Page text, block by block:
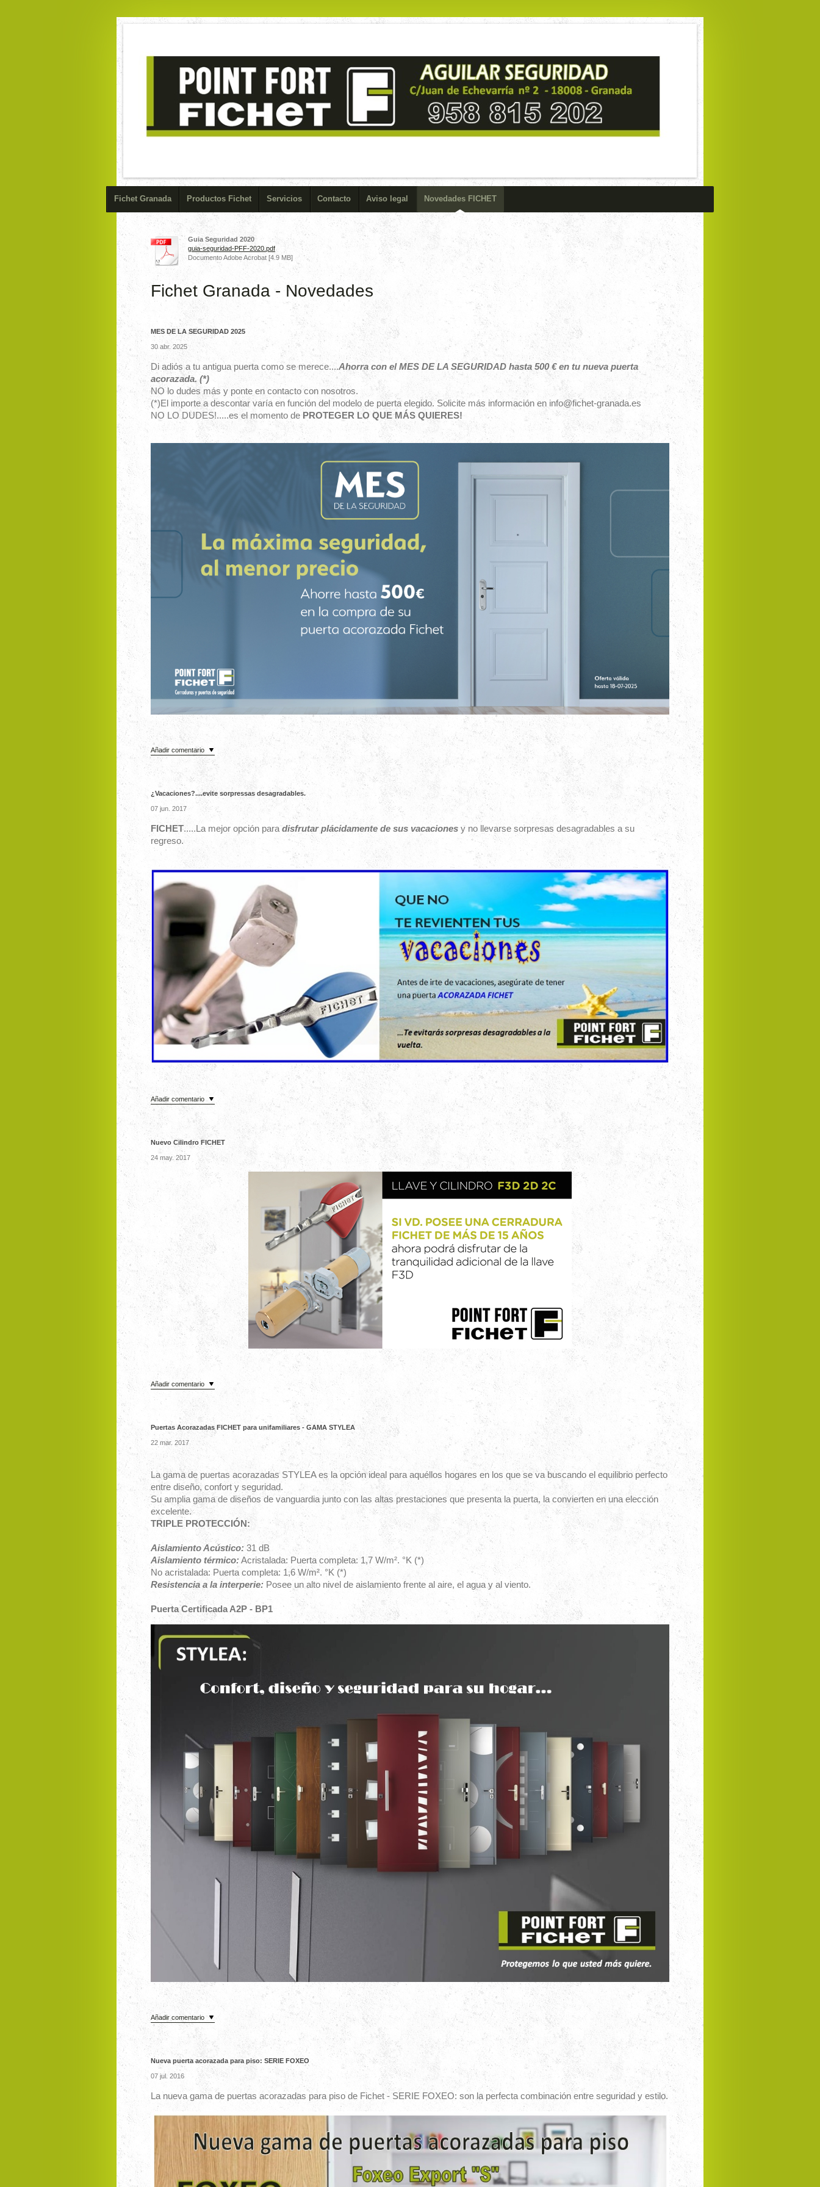
Fichet Granada Productos Fichet Servicios Contacto Aviso legal Novedades FICHET
Guia Seguridad 2020
guia-seguridad-PFF-2020.pdf
Documento Adobe Acrobat [4.9 MB]
Fichet Granada - Novedades
MES DE LA SEGURIDAD 2025
30 abr. 2025
Di adiós a tu antigua puerta como se merece....Ahorra con el MES DE LA SEGURIDAD hasta 500 € en tu nueva puerta
acorazada. (*)
NO lo dudes más y ponte en contacto con nosotros.
(*)El importe a descontar varía en función del modelo de puerta elegido. Solicite más información en info@fichet-granada.es
NO LO DUDES!.....es el momento de PROTEGER LO QUE MÁS QUIERES!
Añadir comentario
¿Vacaciones?....evite sorpressas desagradables.
07 jun. 2017
FICHET.....La mejor opción paradisfrutar plácidamente de sus vacaciones y no llevarse sorpresas desagradables a su
regreso.
Añadir comentario
Nuevo Cilindro FICHET
24 may. 2017
Añadir comentario
Puertas Acorazadas FICHET para unifamiliares - GAMA STYLEA
22 mar. 2017
La gama de puertas acorazadas STYLEA es la opción ideal para aquéllos hogares en los que se va buscando el equilibrio perfecto
entre diseño, confort y seguridad.
Su amplia gama de diseños de vanguardia junto con las altas prestaciones que presenta la puerta, la convierten en una elección
excelente.
TRIPLE PROTECCIÓN:
Aislamiento Acústico: 31 dB
Aislamiento térmico: Acristalada: Puerta completa: 1,7 W/m². °K (*)
No acristalada: Puerta completa: 1,6 W/m². °K (*)
Resistencia a la interperie: Posee un alto nivel de aislamiento frente al aire, el agua y al viento.
Puerta Certificada A2P - BP1
Añadir comentario
Nueva puerta acorazada para piso: SERIE FOXEO
07 jul. 2016
La nueva gama de puertas acorazadas para piso de Fichet - SERIE FOXEO: son la perfecta combinación entre seguridad y estilo.